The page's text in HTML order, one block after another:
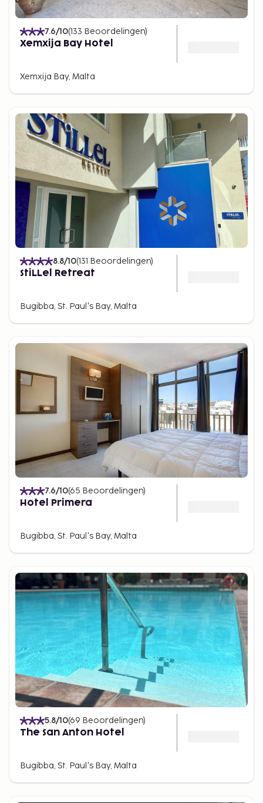
7.6/10(133 Beoordelingen)
Xemxija Bay Hotel
Xemxija Bay, Malta
8.8/10(131 Beoordelingen)
StiLLel Retreat
Bugibba, St. Paul's Bay, Malta
7.6/10(65 Beoordelingen)
Hotel Primera
Bugibba, St. Paul's Bay, Malta
5.8/10(69 Beoordelingen)
The San Anton Hotel
Bugibba, St. Paul's Bay, Malta